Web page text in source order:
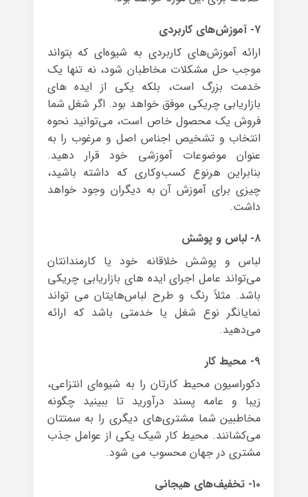
۷- آموزش‌های کاربردی
ارائه آموزش‌های کاربردی به شیوه‌ای که بتواند
موجب حل مشکلات مخاطبان شود، نه تنها یک
خدمت بزرگ است، بلکه یکی از ایده های
بازاریابی چریکی موفق خواهد بود. اگر شغل شما
فروش یک محصول خاص است، می‌توانید نحوه
انتخاب و تشخیص اجناس اصل و مرغوب را به
عنوان موضوعات آموزشی خود قرار دهید.
بنابراین هرنوع کسب‌وکاری که داشته باشید،
چیزی برای آموزش آن به دیگران وجود خواهد
داشت.
۸- لباس و پوشش
لباس و پوشش خلاقانه خود یا کارمندانتان
می‌تواند عامل اجرای ایده های بازاریابی چریکی
باشد. مثلاً رنگ و طرح لباس‌هایتان می تواند
نمایانگر نوع شغل یا خدمتی باشد که ارائه
می‌دهید.
۹- محیط کار
دکوراسیون محیط کارتان را به شیوه‌ای انتزاعی،
زیبا و عامه پسند درآورید تا ببینید چگونه
مخاطبین شما مشتری‌های دیگری را به سمتتان
می‌کشانند. محیط کار شیک یکی از عوامل جذب
مشتری در جهان محسوب می شود.
۱۰- تخفیف‌های هیجانی